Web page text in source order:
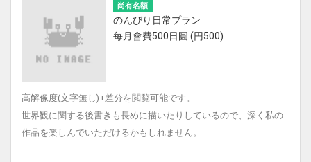
尚有名額
のんびり日常プラン
每月會費500日圓 (円500)
高解像度(文字無し)+差分を閲覧可能です。
世界観に関する後書きも長めに描いたりしているので、深く私の
作品を楽しんでいただけるかもしれません。